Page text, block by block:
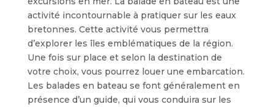
activité incontournable à pratiquer sur les eaux
bretonnes. Cette activité vous permettra
d’explorer les îles emblématiques de la région.
Une fois sur place et selon la destination de
votre choix, vous pourrez louer une embarcation.
Les balades en bateau se font généralement en
présence d’un guide, qui vous conduira sur les